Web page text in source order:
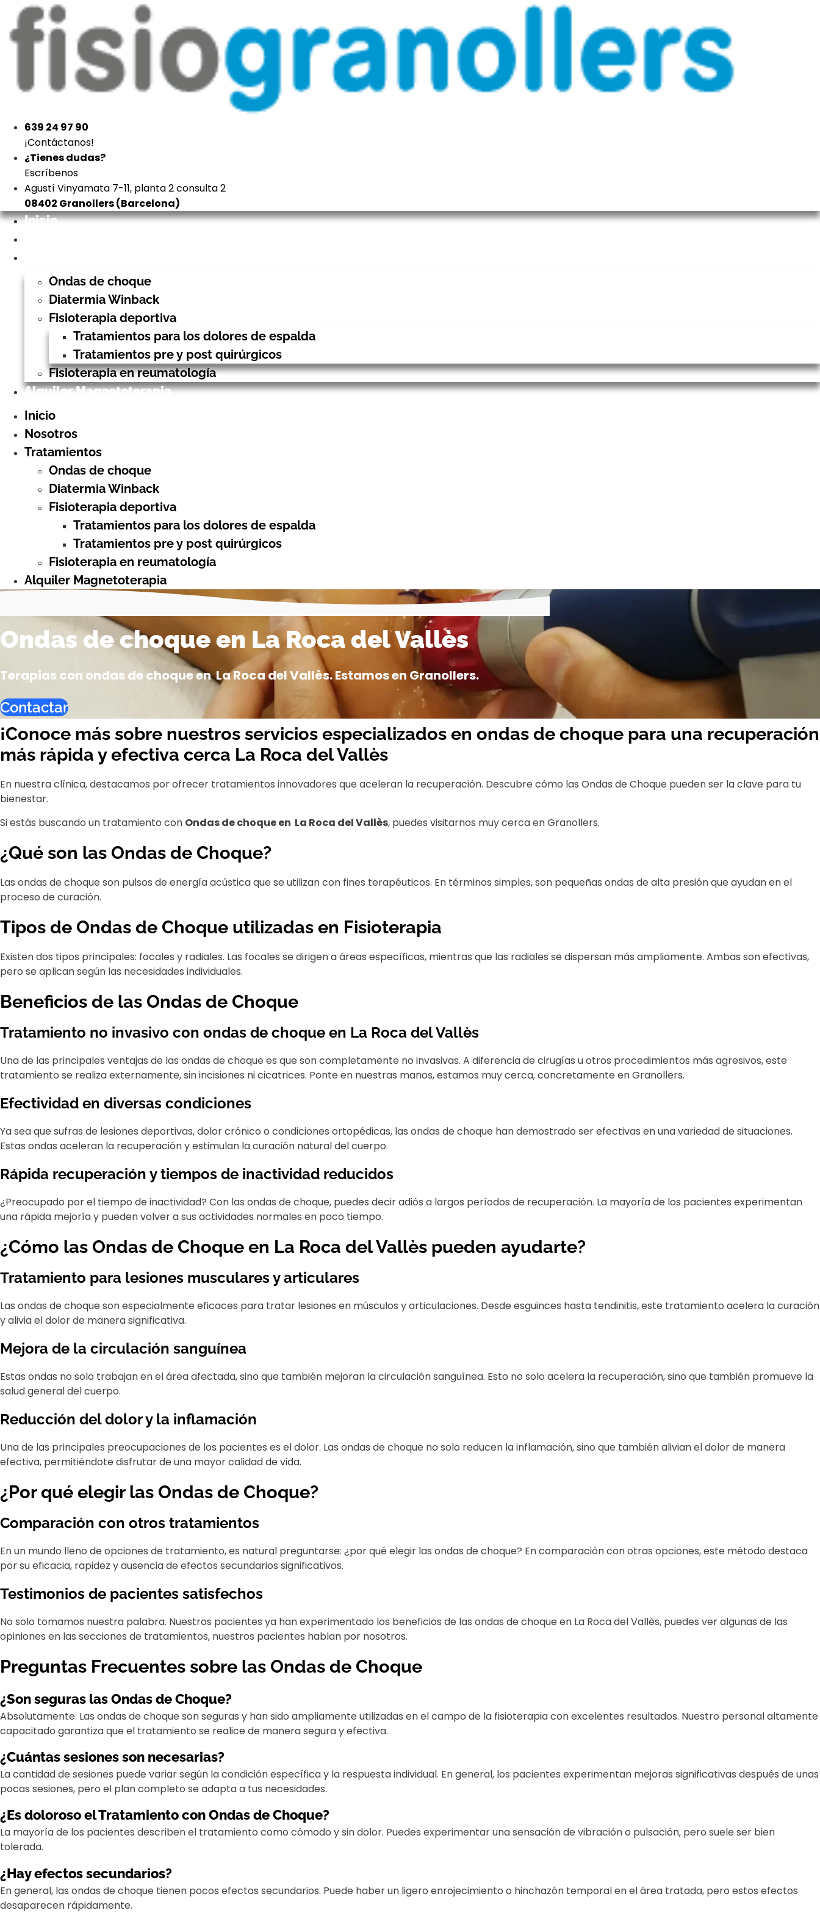
639 24 97 90
¡Contáctanos!
¿Tienes dudas?
Escríbenos
Agustí Vinyamata 7-11, planta 2 consulta 2
08402 Granollers (Barcelona)
Inicio
Ondas de choque
Diatermia Winback
Fisioterapia deportiva
Tratamientos para los dolores de espalda
Tratamientos pre y post quirúrgicos
Fisioterapia en reumatología
Alquiler Magnetoterapia
Inicio
Nosotros
Tratamientos
Ondas de choque
Diatermia Winback
Fisioterapia deportiva
Tratamientos para los dolores de espalda
Tratamientos pre y post quirúrgicos
Fisioterapia en reumatología
Alquiler Magnetoterapia
Ondas de choque en La Roca del Vallès
Terapias con ondas de choque en La Roca del Vallès. Estamos en Granollers.
Contactar
¡Conoce más sobre nuestros servicios especializados en ondas de choque para una recuperación
más rápida y efectiva cerca La Roca del Vallès
En nuestra clínica, destacamos por ofrecer tratamientos innovadores que aceleran la recuperación. Descubre cómo las Ondas de Choque pueden ser la clave para tu
bienestar.
Si estás buscando un tratamiento con Ondas de choque en La Roca del Vallès, puedes visitarnos muy cerca en Granollers.
¿Qué son las Ondas de Choque?
Las ondas de choque son pulsos de energía acústica que se utilizan con fines terapéuticos. En términos simples, son pequeñas ondas de alta presión que ayudan en el
proceso de curación.
Tipos de Ondas de Choque utilizadas en Fisioterapia
Existen dos tipos principales: focales y radiales. Las focales se dirigen a áreas específicas, mientras que las radiales se dispersan más ampliamente. Ambas son efectivas,
pero se aplican según las necesidades individuales.
Beneficios de las Ondas de Choque
Tratamiento no invasivo con ondas de choque en La Roca del Vallès
Una de las principales ventajas de las ondas de choque es que son completamente no invasivas. A diferencia de cirugías u otros procedimientos más agresivos, este
tratamiento se realiza externamente, sin incisiones ni cicatrices. Ponte en nuestras manos, estamos muy cerca, concretamente en Granollers.
Efectividad en diversas condiciones
Ya sea que sufras de lesiones deportivas, dolor crónico o condiciones ortopédicas, las ondas de choque han demostrado ser efectivas en una variedad de situaciones.
Estas ondas aceleran la recuperación y estimulan la curación natural del cuerpo.
Rápida recuperación y tiempos de inactividad reducidos
¿Preocupado por el tiempo de inactividad? Con las ondas de choque, puedes decir adiós a largos períodos de recuperación. La mayoría de los pacientes experimentan
una rápida mejoría y pueden volver a sus actividades normales en poco tiempo.
¿Cómo las Ondas de Choque en La Roca del Vallès pueden ayudarte?
Tratamiento para lesiones musculares y articulares
Las ondas de choque son especialmente eficaces para tratar lesiones en músculos y articulaciones. Desde esguinces hasta tendinitis, este tratamiento acelera la curación
y alivia el dolor de manera significativa.
Mejora de la circulación sanguínea
Estas ondas no solo trabajan en el área afectada, sino que también mejoran la circulación sanguínea. Esto no solo acelera la recuperación, sino que también promueve la
salud general del cuerpo.
Reducción del dolor y la inflamación
Una de las principales preocupaciones de los pacientes es el dolor. Las ondas de choque no solo reducen la inflamación, sino que también alivian el dolor de manera
efectiva, permitiéndote disfrutar de una mayor calidad de vida.
¿Por qué elegir las Ondas de Choque?
Comparación con otros tratamientos
En un mundo lleno de opciones de tratamiento, es natural preguntarse: ¿por qué elegir las ondas de choque? En comparación con otras opciones, este método destaca
por su eficacia, rapidez y ausencia de efectos secundarios significativos.
Testimonios de pacientes satisfechos
No solo tomamos nuestra palabra. Nuestros pacientes ya han experimentado los beneficios de las ondas de choque en La Roca del Vallès, puedes ver algunas de las
opiniones en las secciones de tratamientos, nuestros pacientes hablan por nosotros.
Preguntas Frecuentes sobre las Ondas de Choque
¿Son seguras las Ondas de Choque?
Absolutamente. Las ondas de choque son seguras y han sido ampliamente utilizadas en el campo de la fisioterapia con excelentes resultados. Nuestro personal altamente
capacitado garantiza que el tratamiento se realice de manera segura y efectiva.
¿Cuántas sesiones son necesarias?
La cantidad de sesiones puede variar según la condición específica y la respuesta individual. En general, los pacientes experimentan mejoras significativas después de unas
pocas sesiones, pero el plan completo se adapta a tus necesidades.
¿Es doloroso el Tratamiento con Ondas de Choque?
La mayoría de los pacientes describen el tratamiento como cómodo y sin dolor. Puedes experimentar una sensación de vibración o pulsación, pero suele ser bien
tolerada.
¿Hay efectos secundarios?
En general, las ondas de choque tienen pocos efectos secundarios. Puede haber un ligero enrojecimiento o hinchazón temporal en el área tratada, pero estos efectos
desaparecen rápidamente.